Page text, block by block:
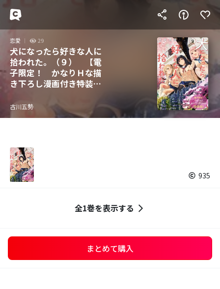
恋愛 29
犬になったら好きな人に
拾われた。（９） 【電
子限定！ かなりＨな描
き下ろし漫画付き特装
古川五勢
935
全1巻を表示する
まとめて購入